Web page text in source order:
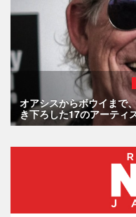
オアシスからボウイまで
き下ろした17のアーティ